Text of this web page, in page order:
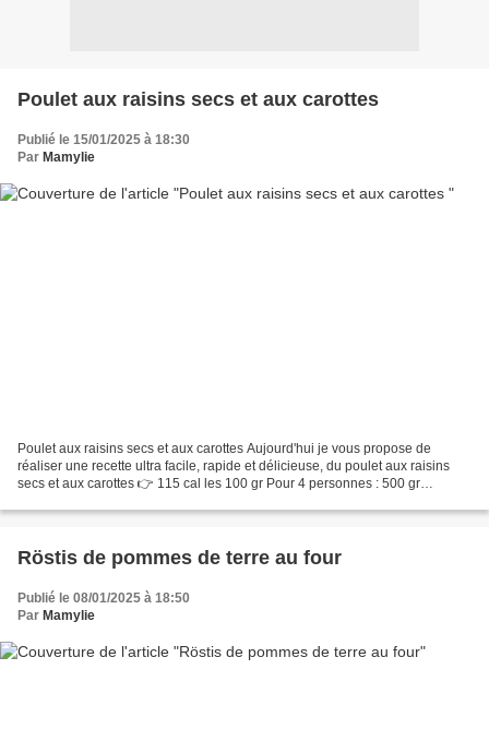
Poulet aux raisins secs et aux carottes
Publié le 15/01/2025 à 18:30
Par Mamylie
Poulet aux raisins secs et aux carottes Aujourd'hui je vous propose de
réaliser une recette ultra facile, rapide et délicieuse, du poulet aux raisins
secs et aux carottes 👉 115 cal les 100 gr Pour 4 personnes : 500 gr
Röstis de pommes de terre au four
Publié le 08/01/2025 à 18:50
Par Mamylie